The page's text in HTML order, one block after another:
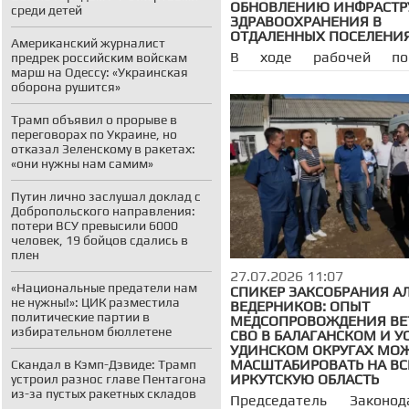
среди детей
Американский журналист
предрек российским войскам
марш на Одессу: «Украинская
оборона рушится»
Трамп объявил о прорыве в
переговорах по Украине, но
отказал Зеленскому в ракетах:
«они нужны нам самим»
Путин лично заслушал доклад с
Добропольского направления:
потери ВСУ превысили 6000
человек, 19 бойцов сдались в
плен
«Национальные предатели нам
не нужны!»: ЦИК разместила
политические партии в
избирательном бюллетене
Скандал в Кэмп-Дэвиде: Трамп
устроил разнос главе Пентагона
из-за пустых ракетных складов
ОБНОВЛЕНИЮ
ЗДРАВООХРАНЕНИЯ В
ОТДАЛЕННЫХ
В ходе рабочей
Балаганский и Усть-
Законодательного
Иркутской области во
спикером
парламента
Ведерниковым посетили
больницы, где
оказания медицинской
обсудили с
учреждений проблемы
итогах визита
председатель
здравоохранению и
защите Заксобрания
27.07.2026 11:07
СПИКЕР ЗАКСОБРАНИЯ
ВЕДЕРНИКОВ: ОПЫТ
МЕДСОПРОВОЖДЕНИЯ
СВО В БАЛАГАНСКОМ И
УДИНСКОМ ОКРУГАХ
МАСШТАБИРОВАТЬ НА
ИРКУТСКУЮ ОБЛАСТЬ
Председатель